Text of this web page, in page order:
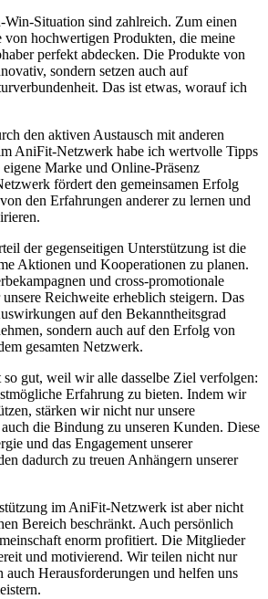
Situation sind zahlreich. Zum ‍einen
hochwertigen Produkten, die ‌meine
perfekt abdecken.​ Die Produkte ⁤von
sondern setzen auch auf
Das ist etwas, worauf ich
den aktiven Austausch mit anderen
AniFit-Netzwerk habe ​ich wertvolle Tipps
Marke⁤ und Online-Präsenz
fördert​ den gemeinsamen Erfolg
den Erfahrungen ‌anderer⁤ zu lernen⁣ und
der gegenseitigen Unterstützung ist die
Aktionen⁢ und Kooperationen zu‌ planen.⁤
und cross-promotionale
Reichweite erheblich⁤ steigern.⁣ Das⁣
auf ‍den Bekanntheitsgrad
sondern auch ‌auf den Erfolg von
gesamten‍ Netzwerk.
gut, weil⁢ wir alle dasselbe Ziel verfolgen:​
Erfahrung zu bieten. Indem wir
stärken wir nicht nur ​unsere
die Bindung ⁤zu unseren Kunden. Diese
und das Engagement‌ unserer
dadurch ‍zu treuen Anhängern unserer
im AniFit-Netzwerk ist aber nicht
Bereich beschränkt. Auch persönlich‌
enorm profitiert. Die Mitglieder
und motivierend.​ Wir teilen nicht nur
auch Herausforderungen ‍und helfen uns